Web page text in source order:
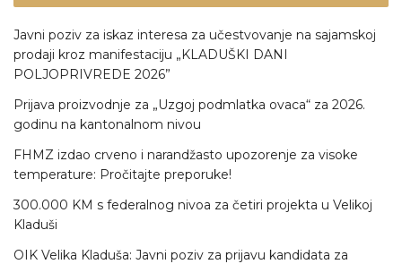
Javni poziv za iskaz interesa za učestvovanje na sajamskoj
prodaji kroz manifestaciju „KLADUŠKI DANI
POLJOPRIVREDE 2026”
Prijava proizvodnje za „Uzgoj podmlatka ovaca“ za 2026.
godinu na kantonalnom nivou
FHMZ izdao crveno i narandžasto upozorenje za visoke
temperature: Pročitajte preporuke!
300.000 KM s federalnog nivoa za četiri projekta u Velikoj
Kladuši
OIK Velika Kladuša: Javni poziv za prijavu kandidata za